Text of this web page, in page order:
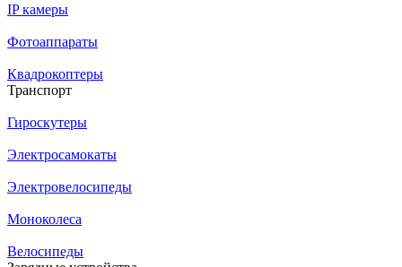
IP камеры
Фотоаппараты
Квадрокоптеры
Транспорт
Гироскутеры
Электросамокаты
Электровелосипеды
Моноколеса
Велосипеды